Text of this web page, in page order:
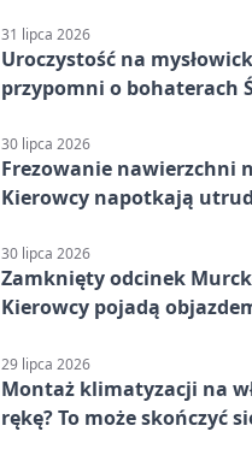
31 lipca 2026
Uroczystość na
przypomni o bohaterach
30 lipca 2026
Frezowanie nawierzchni
Kierowcy napotkają
30 lipca 2026
Zamknięty odcinek
Kierowcy pojadą
29 lipca 2026
Montaż klimatyzacji na
rękę? To może skończyć